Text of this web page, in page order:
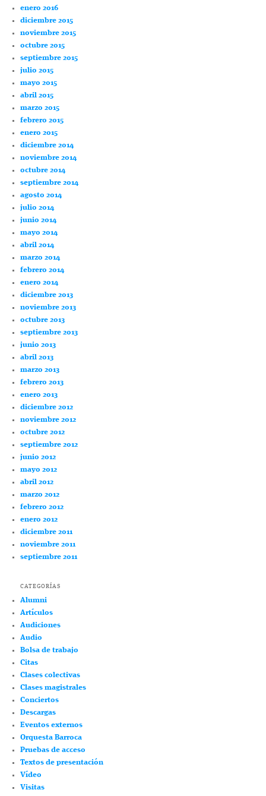
enero 2016
diciembre 2015
noviembre 2015
octubre 2015
septiembre 2015
julio 2015
mayo 2015
abril 2015
marzo 2015
febrero 2015
enero 2015
diciembre 2014
noviembre 2014
octubre 2014
septiembre 2014
agosto 2014
julio 2014
junio 2014
mayo 2014
abril 2014
marzo 2014
febrero 2014
enero 2014
diciembre 2013
noviembre 2013
octubre 2013
septiembre 2013
junio 2013
abril 2013
marzo 2013
febrero 2013
enero 2013
diciembre 2012
noviembre 2012
octubre 2012
septiembre 2012
junio 2012
mayo 2012
abril 2012
marzo 2012
febrero 2012
enero 2012
diciembre 2011
noviembre 2011
septiembre 2011
CATEGORÍAS
Alumni
Artículos
Audiciones
Audio
Bolsa de trabajo
Citas
Clases colectivas
Clases magistrales
Conciertos
Descargas
Eventos externos
Orquesta Barroca
Pruebas de acceso
Textos de presentación
Vídeo
Visitas